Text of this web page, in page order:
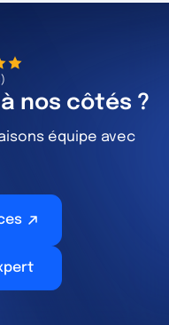
nos côtés ?
équipe avec